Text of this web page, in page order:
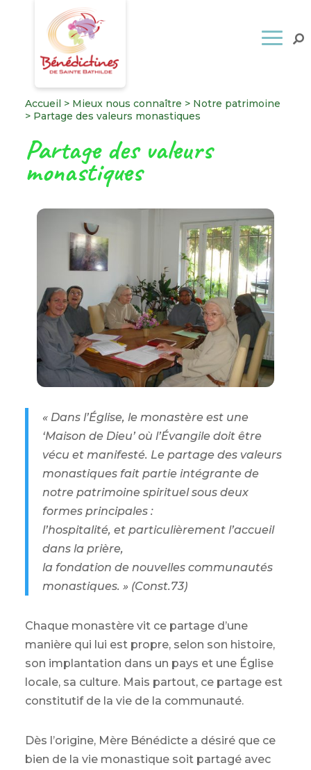
Accueil > Mieux nous connaître > Notre patrimoine
> Partage des valeurs monastiques
Partage des valeurs
monastiques
« Dans l’Église, le monastère est une
‘Maison de Dieu’ où l’Évangile doit être
vécu et manifesté. Le partage des valeurs
monastiques fait partie intégrante de
notre patrimoine spirituel sous deux
formes principales :
l’hospitalité, et particulièrement l’accueil
dans la prière,
la fondation de nouvelles communautés
monastiques. » (Const.73)
Chaque monastère vit ce partage d’une
manière qui lui est propre, selon son histoire,
son implantation dans un pays et une Église
locale, sa culture. Mais partout, ce partage est
constitutif de la vie de la communauté.
Dès l’origine, Mère Bénédicte a désiré que ce
bien de la vie monastique soit partagé avec